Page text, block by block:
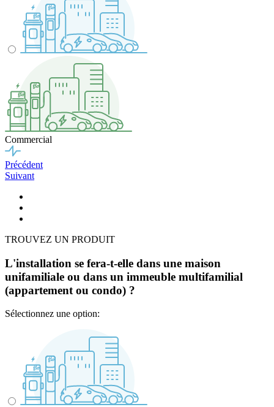
Commercial
Précédent
Suivant
TROUVEZ UN PRODUIT
L'installation se fera-t-elle dans une maison
unifamiliale ou dans un immeuble multifamilial
(appartement ou condo) ?
Sélectionnez une option: